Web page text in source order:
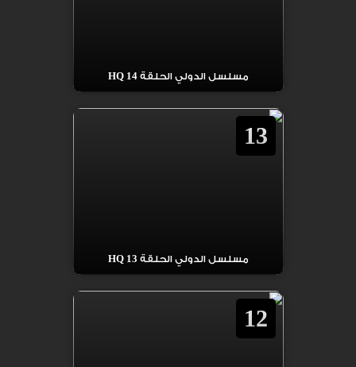
مسلسل الدولي الحلقة 14 HQ
13
مسلسل الدولي الحلقة 13 HQ
12